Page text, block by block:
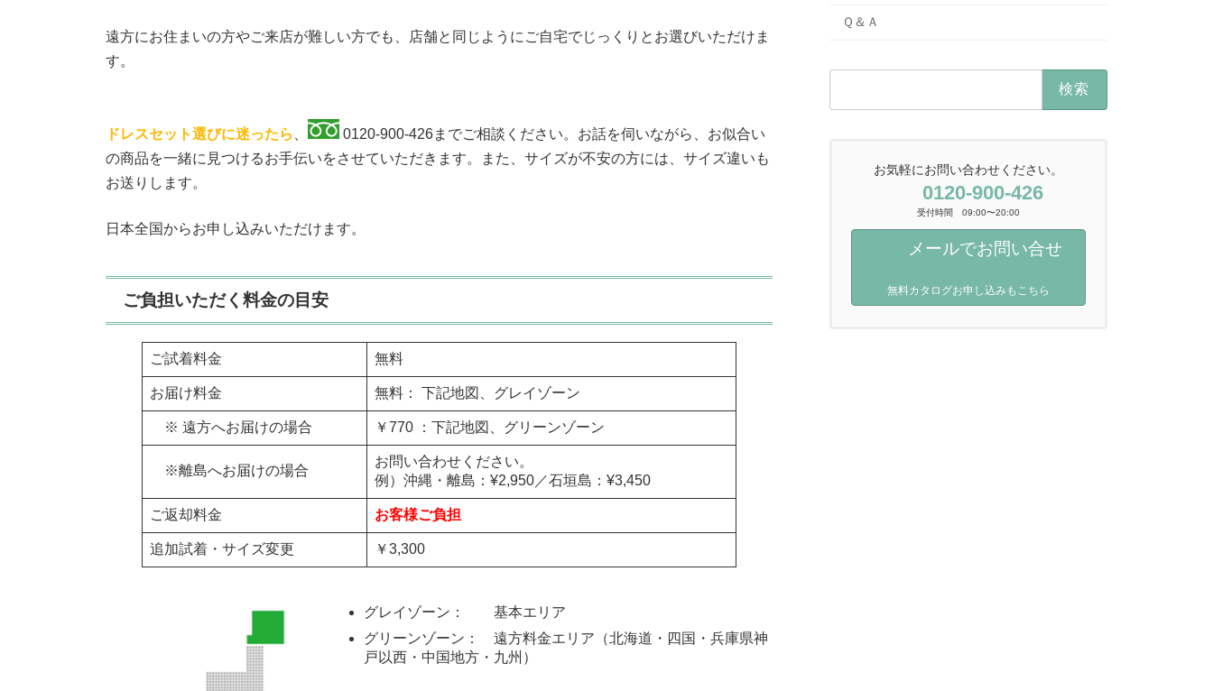
遠方にお住まいの方やご来店が難しい方でも、店舗と同じようにご自宅でじっくりとお選びいただけま
す。
ドレスセット選びに迷ったら 、
0120-900-426までご相談ください。お話を伺いながら、お似合い
の商品を一緒に見つけるお手伝いをさせていただきます。また、サイズが不安の方には、サイズ違いも
お送りします。
日本全国からお申し込みいただけます。
ご負担いただく料金の目安
ご試着料金 無料
お届け料金 無料： 下記地図、グレイゾーン
※ 遠方へお届けの場合 ￥770 ：下記地図、グリーンゾーン
※離島へお届けの場合
お問い合わせください。
例）沖縄・離島：¥2,950／石垣島：¥3,450
ご返却料金 お客様ご負担
追加試着・サイズ変更 ￥3,300
グレイゾーン： 基本エリア
グリーンゾーン： 遠方料金エリア（北海道・四国・兵庫県神
戸以西・中国地方・九州）
Ｑ＆Ａ
お気軽にお問い合わせください。
0120-900-426
受付時間 09:00〜20:00
メールでお問い合せ
無料カタログお申し込みもこちら